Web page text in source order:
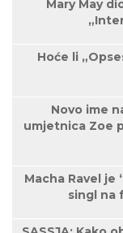
Mary May
Hoće li
Novo ime
umjetnica Zoe
Macha Ravel
singl na